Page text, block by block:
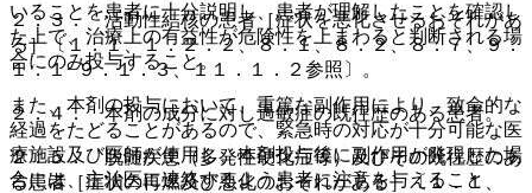
２．３． 活動性結核の患者［症状を悪化させるおそれがあ
る］〔１．１、１．２．２、８．１、８．２、８．７、９．
１．１−９．１．３、１１．１．２参照〕。
２．４． 本剤の成分に対し過敏症の既往歴のある患者。
２．５． 脱髄疾患（多発性硬化症等）及びその既往歴のあ
る患者［症状の再燃及び悪化のおそれがある］〔１．１、
いることを患者に十分説明し、患者が理解したことを確認し
た上で、治療上の有益性が危険性を上まわると判断される場
合にのみ投与すること。
また、本剤の投与において、重篤な副作用により、致命的な
経過をたどることがあるので、緊急時の対応が十分可能な医
療施設及び医師が使用し、本剤投与後に副作用が発現した場
合には、主治医に連絡するよう患者に注意を与えること